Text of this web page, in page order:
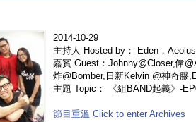
2014-10-29
主持人 Hosted by： Eden，Aeolus
嘉賓 Guest：Johnny@Closer,偉
炸@Bomber,日新Kelvin @神奇膠
主題 Topic： 《組BAND起義》-
節目重溫 Click to enter Archives